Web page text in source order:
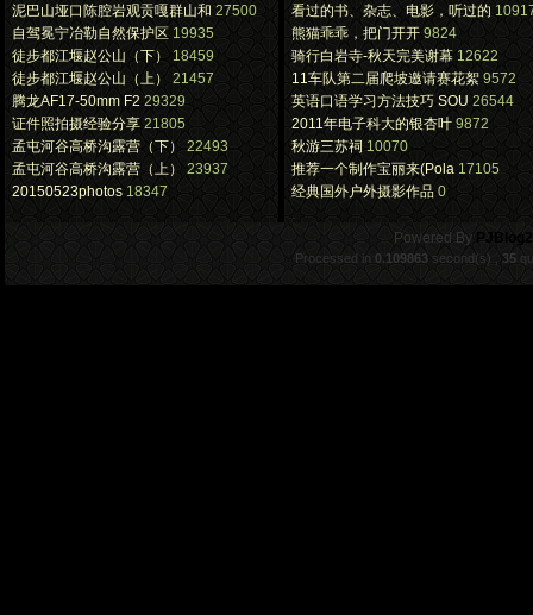
泥巴山垭口陈腔岩观贡嘎群山和 27500
自驾冕宁冶勒自然保护区 19935
徒步都江堰赵公山（下）
18459
徒步都江堰赵公山（上）
21457
腾龙AF17-50mm F2 29329
证件照拍摄经验分享 21805
孟屯河谷高桥沟露营（下） 22493
孟屯河谷高桥沟露营（上）
23937
20150523photos 18347
看过的书、杂志、电影，听过的
熊猫乖乖，把门开开 9824
骑行白岩寺-秋天完美谢幕 12622
11车队第二届爬坡邀请赛花絮 9572
英语口语学习方法技巧 SOU 26544
2011年电子科大的银杏叶 9872
秋游三苏祠 10070
推荐一个制作宝丽来(Pola 17105
经典国外户外摄影作品 0
.
Powered By
Processed in 0.109863 second(s) , 35